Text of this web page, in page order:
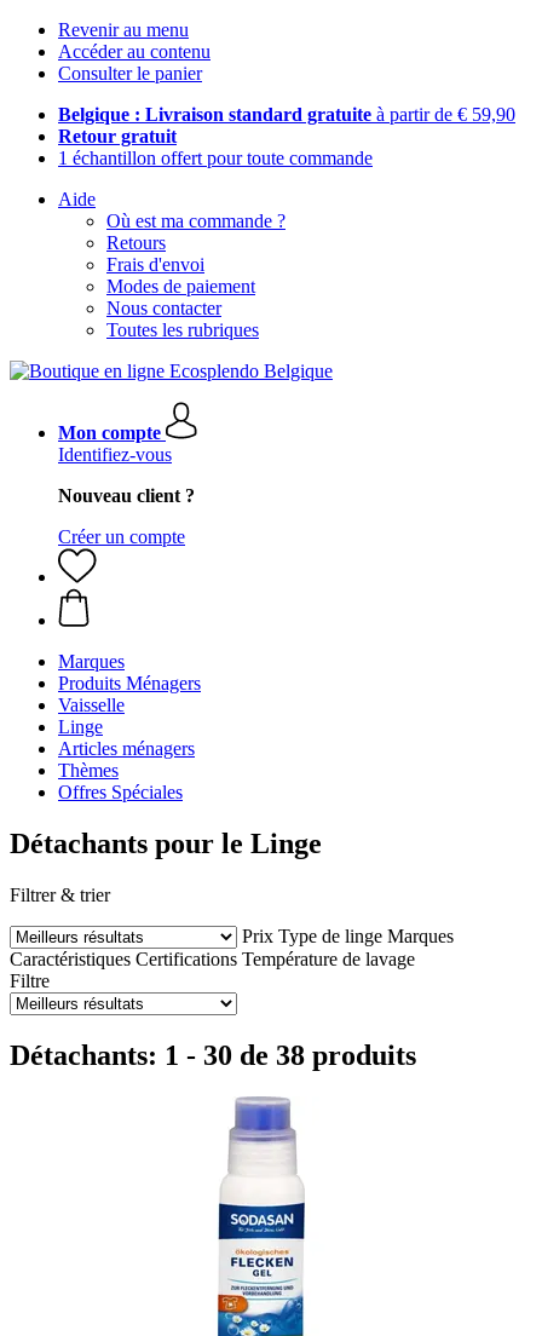
Revenir au menu
Accéder au contenu
Consulter le panier
Belgique : Livraison standard gratuite à partir de € 59,90
Retour gratuit
1 échantillon offert pour toute commande
Aide
Où est ma commande ?
Retours
Frais d'envoi
Modes de paiement
Nous contacter
Toutes les rubriques
Mon compte
Identifiez-vous
Nouveau client ?
Créer un compte
Marques
Produits Ménagers
Vaisselle
Linge
Articles ménagers
Thèmes
Offres Spéciales
Détachants pour le Linge
Filtrer & trier
Prix Type de linge Marques
Caractéristiques Certifications Température de lavage
Filtre
Détachants: 1 - 30 de 38 produits